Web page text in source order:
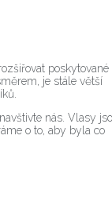
poskytované
je stále větší
nás. Vlasy
o to, aby byla co